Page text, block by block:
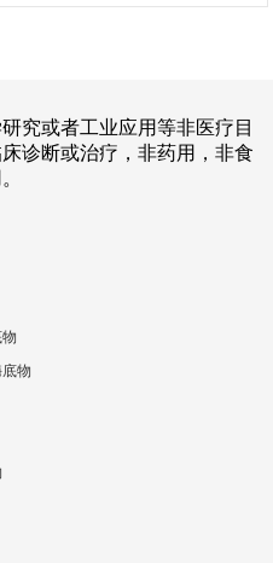
究或者工业应用等非医疗目
诊断或治疗，非药用，非食
物